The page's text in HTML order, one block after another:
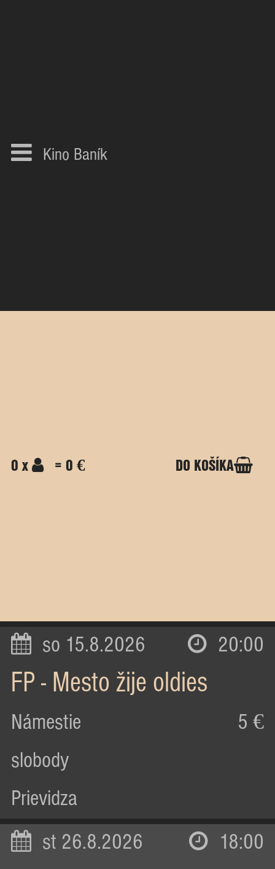
Kino Baník
0 x = 0 € DO KOŠÍKA
so 15.8.2026 20:00
FP - Mesto žije oldies
Námestie
slobody
Prievidza
5 €
st 26.8.2026 18:00